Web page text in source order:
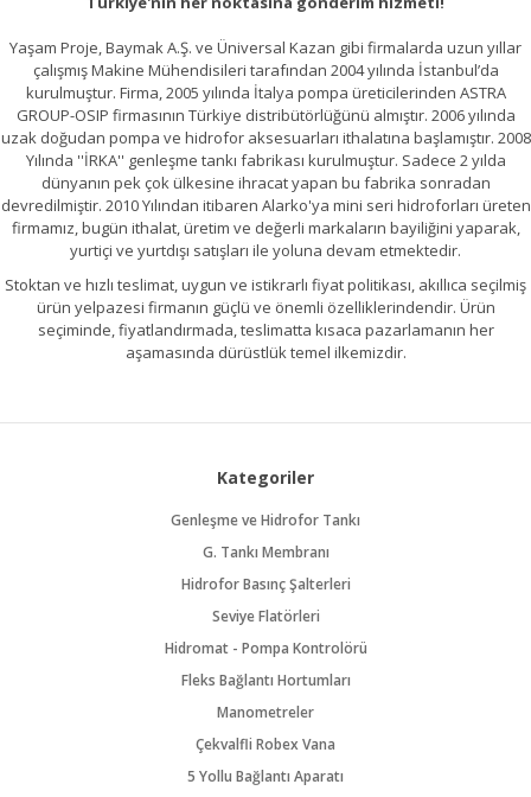
Yaşam Proje, Baymak A.Ş. ve Üniversal Kazan gibi firmalarda uzun yıllar
çalışmış Makine Mühendisileri tarafından 2004 yılında İstanbul’da
kurulmuştur. Firma, 2005 yılında İtalya pompa üreticilerinden ASTRA
GROUP-OSIP firmasının Türkiye distribütörlüğünü almıştır. 2006 yılında
uzak doğudan pompa ve hidrofor aksesuarları ithalatına başlamıştır. 2008
Yılında ''İRKA'' genleşme tankı fabrikası kurulmuştur. Sadece 2 yılda
dünyanın pek çok ülkesine ihracat yapan bu fabrika sonradan
devredilmiştir. 2010 Yılından itibaren Alarko'ya mini seri hidroforları üreten
firmamız, bugün ithalat, üretim ve değerli markaların bayiliğini yaparak,
yurtiçi ve yurtdışı satışları ile yoluna devam etmektedir.
Stoktan ve hızlı teslimat, uygun ve istikrarlı fiyat politikası, akıllıca seçilmiş
ürün yelpazesi firmanın güçlü ve önemli özelliklerindendir. Ürün
seçiminde, fiyatlandırmada, teslimatta kısaca pazarlamanın her
aşamasında dürüstlük temel ilkemizdir.
Kategoriler
Genleşme ve Hidrofor Tankı
G. Tankı Membranı
Hidrofor Basınç Şalterleri
Seviye Flatörleri
Hidromat - Pompa Kontrolörü
Fleks Bağlantı Hortumları
Manometreler
Çekvalfli Robex Vana
5 Yollu Bağlantı Aparatı